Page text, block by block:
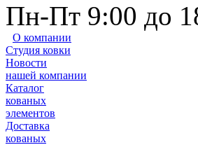
Пн-Пт 9:00 до
О компании
Студия ковки
Новости
нашей компании
Каталог
кованых
элементов
Доставка
кованых